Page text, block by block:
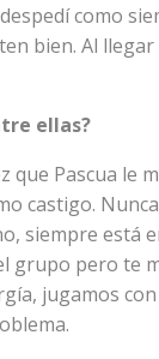
como
bien. Al llegar
ellas?
que Pascua le
castigo.
siempre está
grupo pero te
jugamos